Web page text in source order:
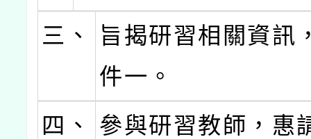
三、
旨揭研習相關資訊
件一。
四、
參與研習教師，惠